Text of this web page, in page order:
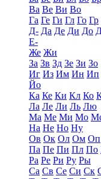
Ва Ве Ви Во
Га Ге Ги Гл Го Гр
Д- Да Де Ди До
Е-
Же Жи
За Зв Зд Зе Зи Зо
Иг Из Им Ин Ип
Йо
Ка Ке Ки Кл Ко
Ла Ле Ли Ль Лю
Ма Ме Ми Мо
На Не Но Ну
Ов Ок Ол Ом Оп
Па Пе Пи Пл По
Ра Ре Ри Ру Ры
Са Св Се Си Ск